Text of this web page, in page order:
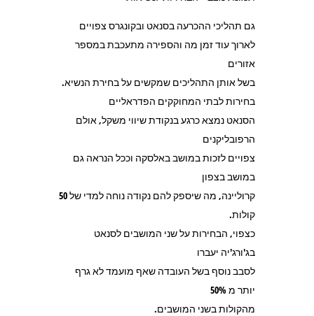
גם תהליכי ההכרעה בסנאט ובקונגרס צפויים
לארוך עוד זמן מה והספירה מתעכבת במספר
אזורים
בשל אותן התהליכים שמקשים על בחירת הנשיא.
בחירות לבתי המחוקקים הפדראליים
הסנאט נמצא כרגע בנקודת שיווי משקל, אולם
הרפובליקנים
צפויים לזכות במושב באלסקה וככל הנראה גם
במושב בצפון
קרוליינה, מה שיספק להם נקודה נוחה למדי של 50
קולות.
כצפוי, הבחירות על שני המושבים לסנאט
בג'ורג'יה יעברו
לסבב נוסף בשל העובדה שאף מועמד לא גרף
יותר מ 50%
מהקולות בשני המושבים.